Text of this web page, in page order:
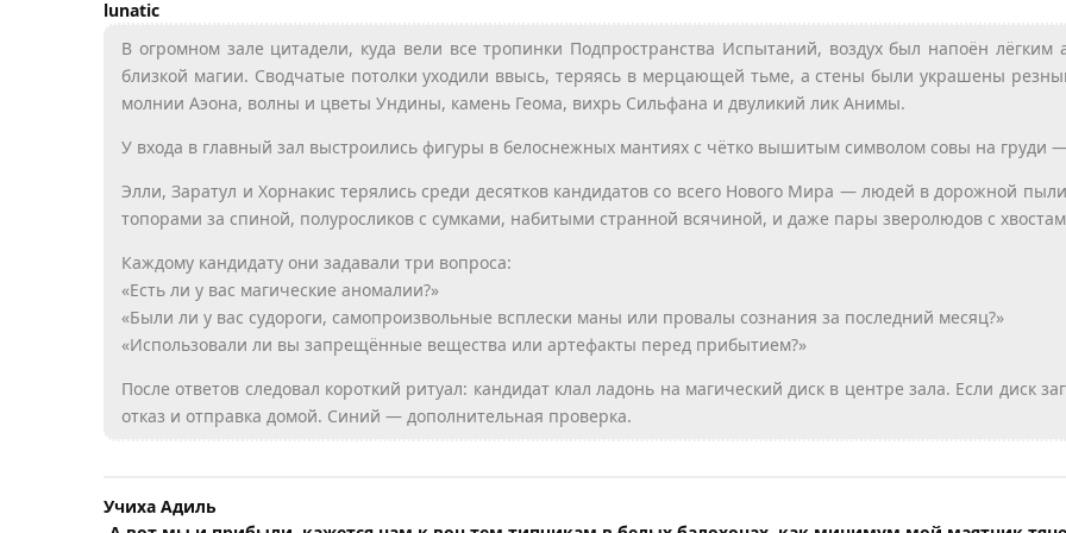
lunatic
В огромном зале цитадели, куда вели все тропинки Подпространства Испытаний, воздух был напоён
близкой магии. Сводчатые потолки уходили ввысь, теряясь в мерцающей тьме, а стены были украшены
молнии Аэона, волны и цветы Ундины, камень Геома, вихрь Сильфана и двуликий лик Анимы.
У входа в главный зал выстроились фигуры в белоснежных мантиях с чётко вышитым символом совы на груди
Элли, Заратул и Хорнакис терялись среди десятков кандидатов со всего Нового Мира — людей в дорожной
топорами за спиной, полуросликов с сумками, набитыми странной всячиной, и даже пары зверолюдов с
Каждому кандидату они задавали три вопроса:
«Есть ли у вас магические аномалии?»
«Были ли у вас судороги, самопроизвольные всплески маны или провалы сознания за последний месяц?»
«Использовали ли вы запрещённые вещества или артефакты перед прибытием?»
После ответов следовал короткий ритуал: кандидат клал ладонь на магический диск в центре зала. Если
отказ и отправка домой. Синий — дополнительная проверка.
Учиха Адиль